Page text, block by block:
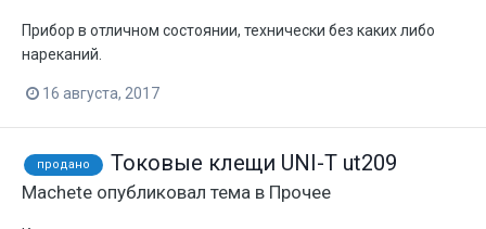
Прибор в отличном состоянии, технически без каких либо
нареканий.
16 августа, 2017
продано Токовые клещи UNI-T ut209
Machete опубликовал тема в Прочее